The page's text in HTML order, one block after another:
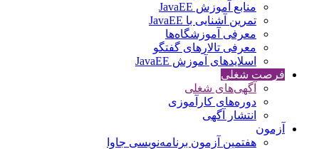
منابع آموزش JavaEE
تمرین آشنایی با JavaEE
معرفی آموزشگاه‌ها
معرفی تالارهای گفتگو
اسلایدهای آموزش JavaEE
فرصت شغلی
آگهی‌های شغلی
دوره‌های کارآموزی
انتشار آگهی
آزمون
هفتمین آزمون برنامه‌نویسی جاوا